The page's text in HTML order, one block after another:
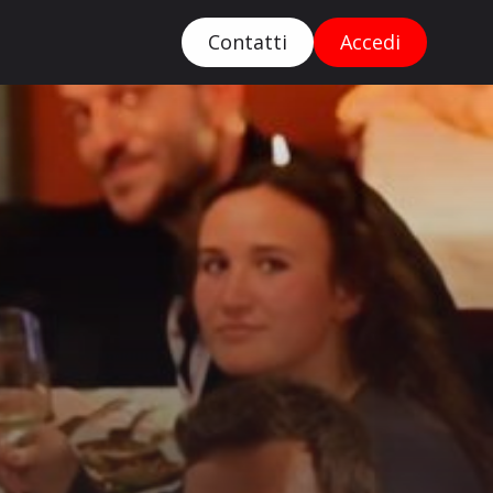
Contatti Accedi